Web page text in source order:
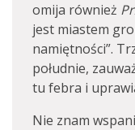
omija również
jest miastem
namiętności”.
południe,
tu febra i
Nie znam